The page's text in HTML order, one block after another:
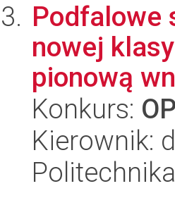
Podfalowe
nowej
pionową
Konkurs:
Kierownik: